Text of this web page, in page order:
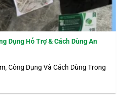
Dụng Hỗ Trợ & Cách Dùng An
Công Dụng Và Cách Dùng Trong